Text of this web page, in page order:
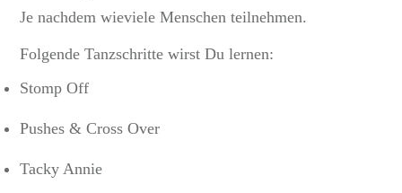
Je nachdem wieviele Menschen teilnehmen.
Folgende Tanzschritte wirst Du lernen:
Stomp Off
Pushes & Cross Over
Tacky Annie